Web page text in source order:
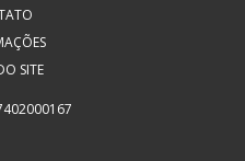
SITE